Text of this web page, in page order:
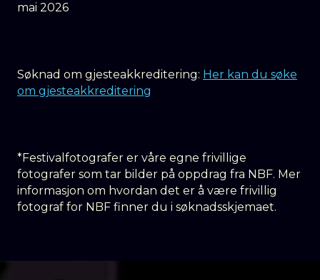
mai 2026
Søknad om gjesteakkreditering: Her kan du søke
om gjesteakkreditering
*Festivalfotografer er våre egne frivillige
fotografer som tar bilder på oppdrag fra NBF. Mer
informasjon om hvordan det er å være frivillig
fotograf for NBF finner du i søknadsskjemaet.